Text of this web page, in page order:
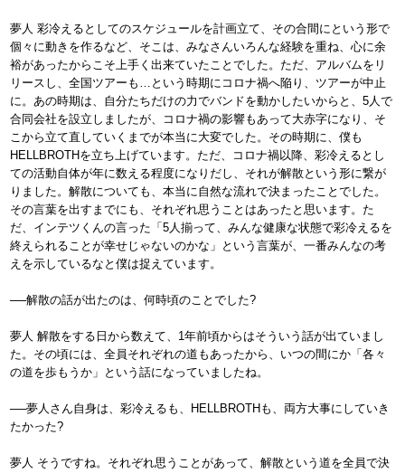
夢人 彩冷えるとしてのスケジュールを計画立て、その合間にという形で
個々に動きを作るなど、そこは、みなさんいろんな経験を重ね、心に余
裕があったからこそ上手く出来ていたことでした。ただ、アルバムをリ
リースし、全国ツアーも…という時期にコロナ禍へ陥り、ツアーが中止
に。あの時期は、自分たちだけの力でバンドを動かしたいからと、5人で
合同会社を設立しましたが、コロナ禍の影響もあって大赤字になり、そ
こから立て直していくまでが本当に大変でした。その時期に、僕も
HELLBROTHを立ち上げています。ただ、コロナ禍以降、彩冷えるとし
ての活動自体が年に数える程度になりだし、それが解散という形に繋が
りました。解散についても、本当に自然な流れで決まったことでした。
その言葉を出すまでにも、それぞれ思うことはあったと思います。た
だ、インテツくんの言った「5人揃って、みんな健康な状態で彩冷えるを
終えられることが幸せじゃないのかな」という言葉が、一番みんなの考
えを示しているなと僕は捉えています。
──解散の話が出たのは、何時頃のことでした?
夢人 解散をする日から数えて、1年前頃からはそういう話が出ていまし
た。その頃には、全員それぞれの道もあったから、いつの間にか「各々
の道を歩もうか」という話になっていましたね。
──夢人さん自身は、彩冷えるも、HELLBROTHも、両方大事にしていき
たかった?
夢人 そうですね。それぞれ思うことがあって、解散という道を全員で決